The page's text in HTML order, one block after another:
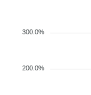
300.0%
200.0%